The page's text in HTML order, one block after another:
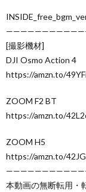
[撮影機材]
DJI Osmo Action 4
https://amzn.to/
ZOOM F2 BT
https://amzn.to/
ZOOM H5
https://amzn.to/
本動画の無断転用・